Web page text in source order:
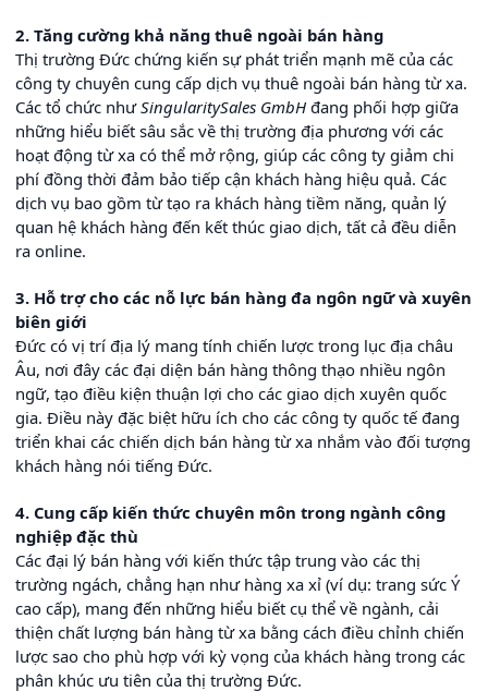
2. Tăng cường khả năng thuê ngoài bán hàng
Thị trường Đức chứng kiến sự phát triển mạnh mẽ của các
công ty chuyên cung cấp dịch vụ thuê ngoài bán hàng từ xa.
Các tổ chức nhưSingularitySales GmbH đang phối hợp giữa
những hiểu biết sâu sắc về thị trường địa phương với các
hoạt động từ xa có thể mở rộng, giúp các công ty giảm chi
phí đồng thời đảm bảo tiếp cận khách hàng hiệu quả. Các
dịch vụ bao gồm từ tạo ra khách hàng tiềm năng, quản lý
quan hệ khách hàng đến kết thúc giao dịch, tất cả đều diễn
ra online.
3. Hỗ trợ cho các nỗ lực bán hàng đa ngôn ngữ và xuyên
biên giới
Đức có vị trí địa lý mang tính chiến lược trong lục địa châu
Âu, nơi đây các đại diện bán hàng thông thạo nhiều ngôn
ngữ, tạo điều kiện thuận lợi cho các giao dịch xuyên quốc
gia. Điều này đặc biệt hữu ích cho các công ty quốc tế đang
triển khai các chiến dịch bán hàng từ xa nhắm vào đối tượng
khách hàng nói tiếng Đức.
4. Cung cấp kiến thức chuyên môn trong ngành công
nghiệp đặc thù
Các đại lý bán hàng với kiến thức tập trung vào các thị
trường ngách, chẳng hạn như hàng xa xỉ (ví dụ: trang sức Ý
cao cấp), mang đến những hiểu biết cụ thể về ngành, cải
thiện chất lượng bán hàng từ xa bằng cách điều chỉnh chiến
lược sao cho phù hợp với kỳ vọng của khách hàng trong các
phân khúc ưu tiên của thị trường Đức.